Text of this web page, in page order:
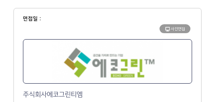
면접일 :
사전면접
주식회사에코그린티엠